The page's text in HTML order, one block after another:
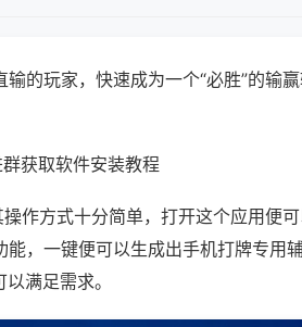
的玩家，快速成为一个“必胜”的输
获取软件安装教程
作方式十分简单，打开这个应用便
，一键便可以生成出手机打牌专用
满足需求。